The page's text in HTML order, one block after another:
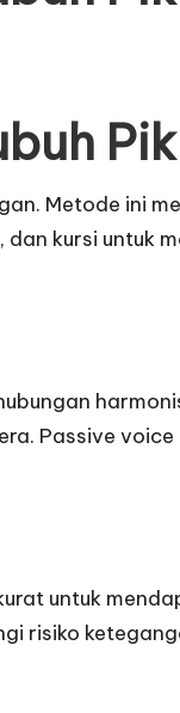
Metode ini
kursi untuk
Passive voice
untuk
risiko